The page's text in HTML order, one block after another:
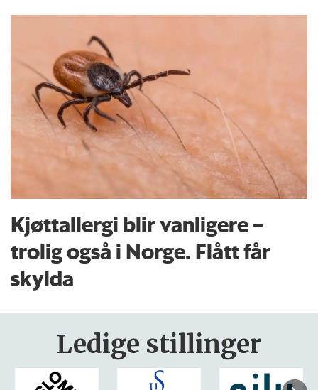
Kjøttallergi blir vanligere –
trolig også i Norge. Flått får
skylda
Ledige stillinger